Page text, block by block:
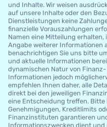
und Inhalte. Wir weisen
auf unsere Inhalte oder den
Dienstleistungen keine
finanzielle Vorauszahlungen
Namen eine Mitteilung
Angabe weiterer Informationen
benachrichtigen Sie uns bitte
und aktuelle Informationen
dynamischen Natur von
Informationen jedoch
empfehlen Ihnen daher, alle
direkt bei den jeweiligen
eine Entscheidung treffen. Bitte
Genehmigungen, Kreditlimits
Finanzinstituten garantieren
Informationszwecken dient